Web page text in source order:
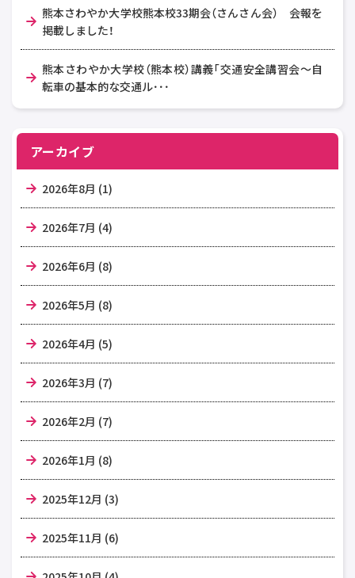
熊本さわやか大学校熊本校33期会（さんさん会） 会報を
掲載しました！
熊本さわやか大学校（熊本校）講義「交通安全講習会～自
転車の基本的な交通ル･･･
アーカイブ
2026年8月 (1)
2026年7月 (4)
2026年6月 (8)
2026年5月 (8)
2026年4月 (5)
2026年3月 (7)
2026年2月 (7)
2026年1月 (8)
2025年12月 (3)
2025年11月 (6)